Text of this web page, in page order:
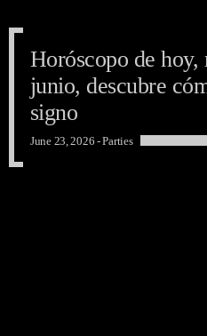
Horóscopo de hoy,
junio, descubre
signo
June 23, 2026 -Parties